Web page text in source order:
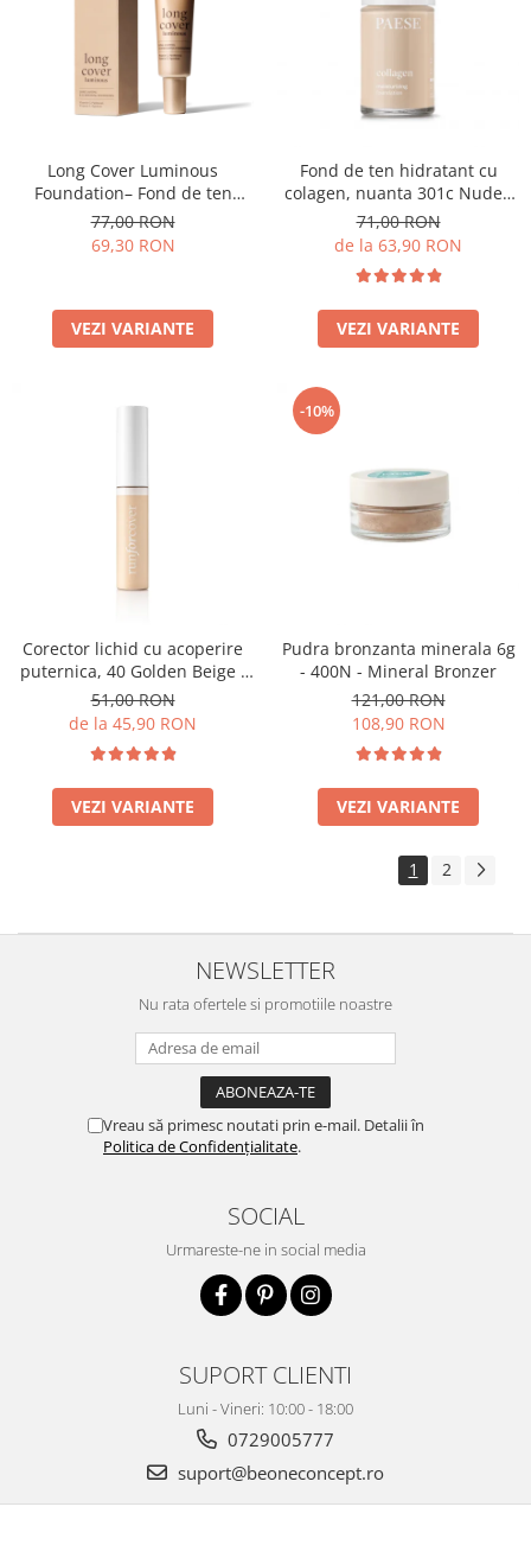
Long Cover Luminous
Foundation– Fond de ten
luminos
77,00 RON
69,30 RON
VEZI VARIANTE
Fond de ten hidratant cu
colagen, nuanta 301c Nude -
30ml
71,00 RON
de la 63,90 RON
VEZI VARIANTE
Corector lichid cu acoperire
puternica, 40 Golden Beige -
9ml
51,00 RON
de la 45,90 RON
VEZI VARIANTE
-10%
Pudra bronzanta minerala 6g
- 400N - Mineral Bronzer
121,00 RON
108,90 RON
VEZI VARIANTE
1 2
NEWSLETTER
Nu rata ofertele si promotiile noastre
Vreau să primesc noutati prin e-mail. Detalii în
Politica de Confidențialitate.
SOCIAL
Urmareste-ne in social media
SUPORT CLIENTI
Luni - Vineri: 10:00 - 18:00
0729005777
suport@beoneconcept.ro